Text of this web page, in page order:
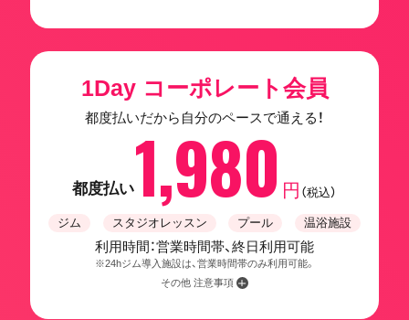
1Day コーポレート会員
都度払いだから自分のペースで通える！
都度払い1,980 円 （税込）
ジム スタジオレッスン プール 温浴施設
利用時間：営業時間帯、終日利用可能
※24hジム導入施設は、営業時間帯のみ利用可能。
その他 注意事項